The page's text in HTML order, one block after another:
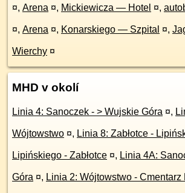
¤, Arena ¤, Mickiewicza — Hotel ¤,
¤, Arena ¤, Konarskiego — Szpital ¤,
Wierchy ¤
MHD v okolí
Linia 4: Sanoczek - > Wujskie Góra ¤,
Wójtowstwo ¤, Linia 8: Zabłotce -
Lipińskiego - Zabłotce ¤, Linia 4A:
Góra ¤, Linia 2: Wójtowstwo - Cmentarz